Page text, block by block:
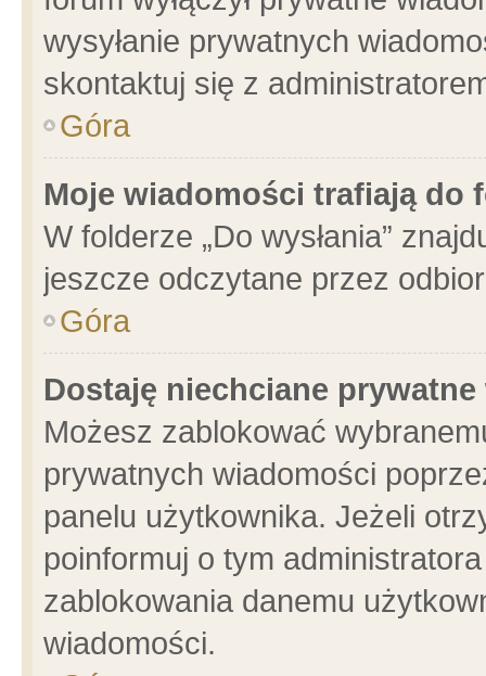
wysyłanie prywatnych
skontaktuj się z
Góra
Moje wiadomości trafiają do
W folderze „Do wysłania”
jeszcze odczytane przez
Góra
Dostaję niechciane
Możesz zablokować
prywatnych wiadomości
panelu użytkownika. Jeżeli
poinformuj o tym
zablokowania danemu
wiadomości.